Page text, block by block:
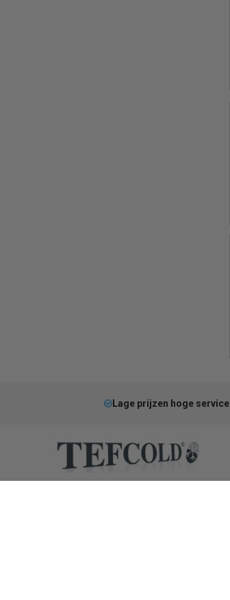
Lage prijzen hoge service